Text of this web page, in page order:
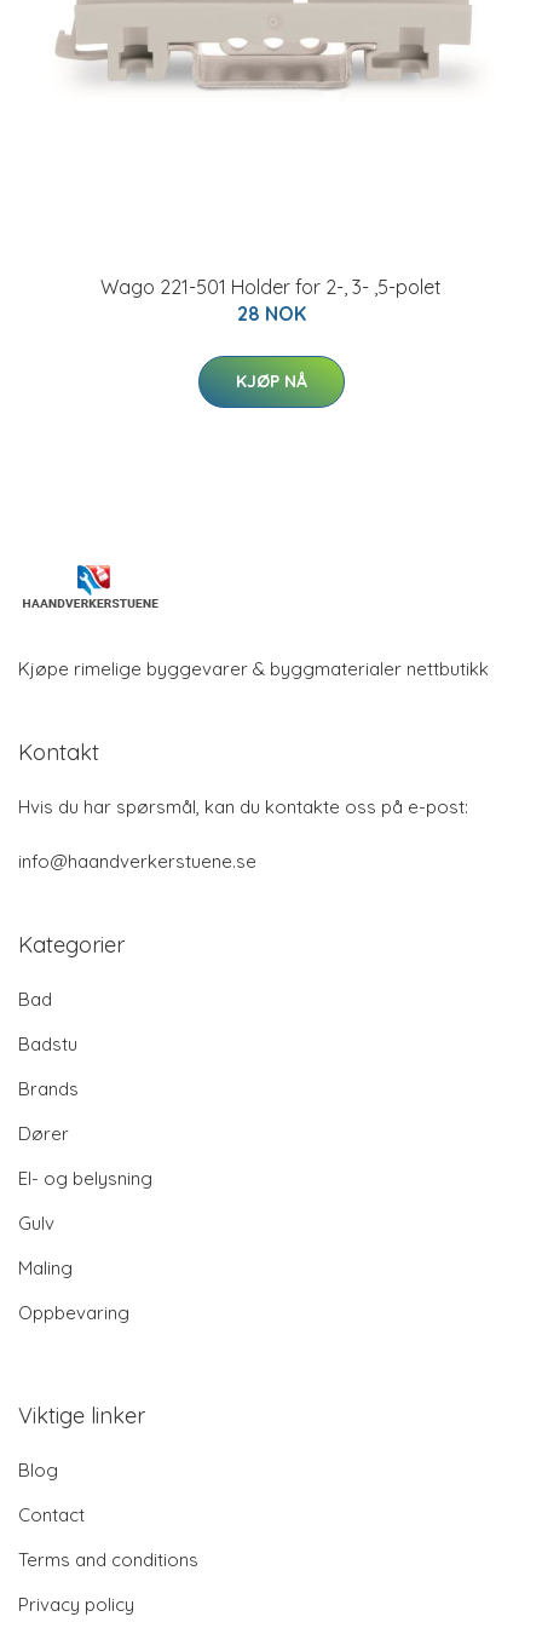
Wago 221-501 Holder for 2-, 3- ,5-polet
28 NOK
KJØP NÅ
Kjøpe rimelige byggevarer & byggmaterialer nettbutikk
Kontakt
Hvis du har spørsmål, kan du kontakte oss på e-post:
info@haandverkerstuene.se
Kategorier
Bad
Badstu
Brands
Dører
El- og belysning
Gulv
Maling
Oppbevaring
Viktige linker
Blog
Contact
Terms and conditions
Privacy policy